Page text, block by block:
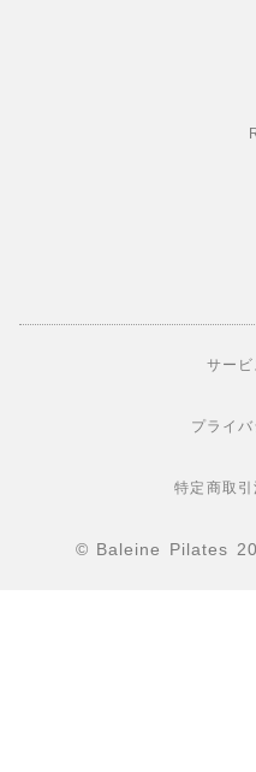
© Baleine Pilates
サー
プライ
特定商取